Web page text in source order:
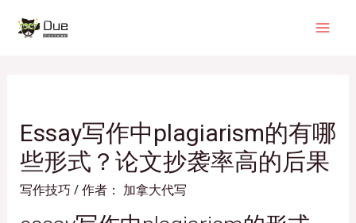
Essay写作中plagiarism的有哪
些形式？论文抄袭率高的后果
写作技巧 / 作者： 加拿大代写